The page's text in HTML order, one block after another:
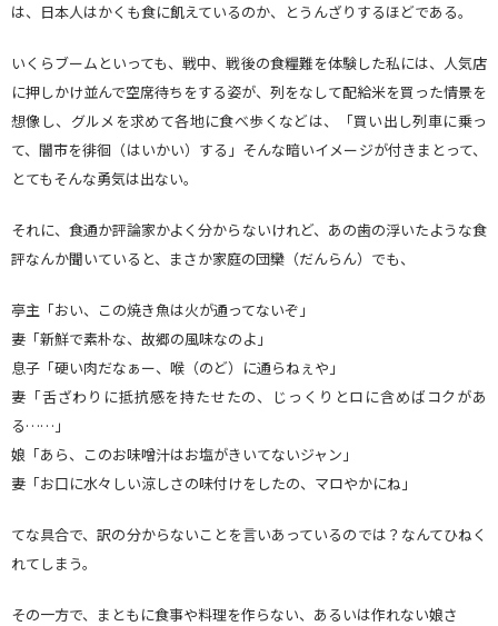
は、日本人はかくも食に飢えているのか、とうんざりするほどである。
いくらブームといっても、戦中、戦後の食糧難を体験した私には、人気店
に押しかけ並んで空席待ちをする姿が、列をなして配給米を買った情景を
想像し、グルメを求めて各地に食べ歩くなどは、「買い出し列車に乗っ
て、闇市を徘徊（はいかい）する」そんな暗いイメージが付きまとって、
とてもそんな勇気は出ない。
それに、食通か評論家かよく分からないけれど、あの歯の浮いたような食
評なんか聞いていると、まさか家庭の団欒（だんらん）でも、
亭主「おい、この焼き魚は火が通ってないぞ」
妻「新鮮で素朴な、故郷の風味なのよ」
息子「硬い肉だなぁー、喉（のど）に通らねぇや」
妻「舌ざわりに抵抗感を持たせたの、じっくりとロに含めばコクがあ
る……」
娘「あら、このお味噌汁はお塩がきいてないジャン」
妻「お口に水々しい涼しさの味付けをしたの、マロやかにね」
てな具合で、訳の分からないことを言いあっているのでは？なんてひねく
れてしまう。
その一方で、まともに食事や料理を作らない、あるいは作れない娘さ